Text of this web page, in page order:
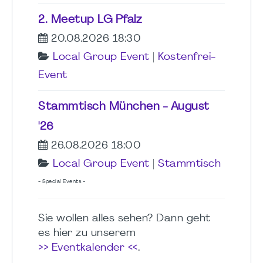
2. Meetup LG Pfalz
20.08.2026 18:30
Local Group Event
Kostenfrei-
Event
Stammtisch München - August
'26
26.08.2026 18:00
Local Group Event
Stammtisch
- Special Events -
Sie wollen alles sehen? Dann geht
es hier zu unserem
>> Eventkalender <<.